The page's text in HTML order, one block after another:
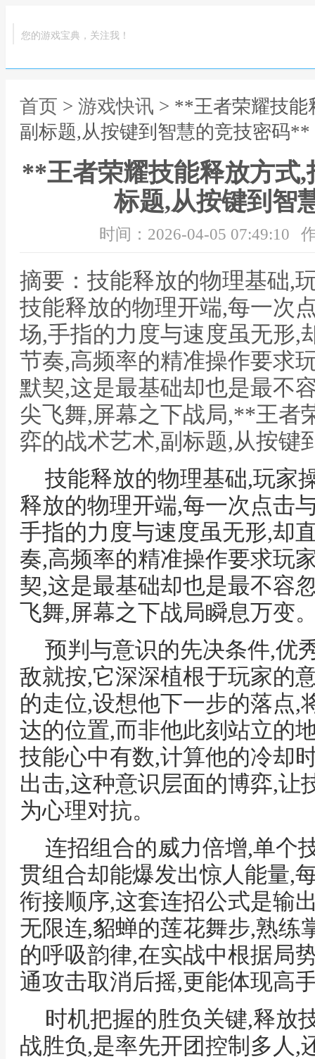
您的游戏宝典，关注我！
首页 > 游戏快讯 > **王者荣耀技能
副标题,从按键到智慧的竞技密码**
**王者荣耀技能释放方式
标题,从按键到智
时间：2026-04-05 07:49:10
摘要：技能释放的物理基础,
技能释放的物理开端,每一次
场,手指的力度与速度虽无形,
节奏,高频率的精准操作要求
默契,这是最基础却也是最不
尖飞舞,屏幕之下战局,**王者
弈的战术艺术,副标题,从按键
技能释放的物理基础,玩家
释放的物理开端,每一次点击
手指的力度与速度虽无形,却
奏,高频率的精准操作要求玩
契,这是最基础却也是最不容
飞舞,屏幕之下战局瞬息万变
预判与意识的先决条件,优
敌就按,它深深植根于玩家的
的走位,设想他下一步的落点,
达的位置,而非他此刻站立的
技能心中有数,计算他的冷却
出击,这种意识层面的博弈,让
为心理对抗。
连招组合的威力倍增,单个
贯组合却能爆发出惊人能量,
衔接顺序,这套连招公式是输
无限连,貂蝉的莲花舞步,熟练
的呼吸韵律,在实战中根据局
通攻击取消后摇,更能体现高
时机把握的胜负关键,释放
战胜负,是率先开团控制多人,